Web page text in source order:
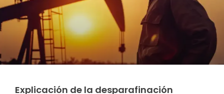
Explicación de la desparafinación